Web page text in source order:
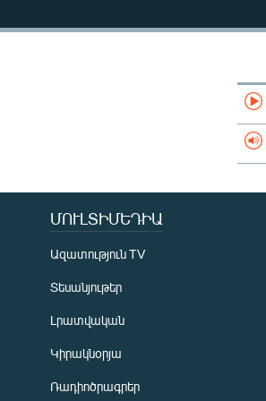
ՄՇԱԿՈՒՅԹ
ԱՐԽԻՎ
ՏԵՍԱՆՅՈՒԹԵՐ
ԲԱՆԱՎԵՃ
ՁԳՏԵԼՈՎ ԼԱՎԱԳՈՒՅՆԻՆ
ՓՈԴՔԱՍԹ
ՄՈՒԼՏԻՄԵԴԻԱ
Ազատություն TV
Տեսանյութեր
Լրատվական
Կիրակնօրյա
Ռադիոծրագրեր